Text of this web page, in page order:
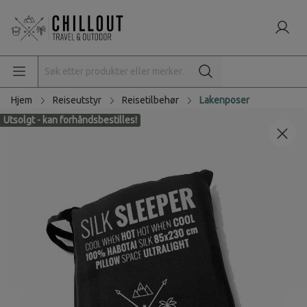
Hjem Reiseutstyr Reisetilbehør
Lakenposer
Utsolgt - kan forhåndsbestilles!